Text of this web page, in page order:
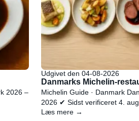
2026 –
Udgivet den 04-08-2026
Danmarks Michelin-
Michelin Guide · Danmark
2026 ✔ Sidst verificeret 4.
Læs mere →